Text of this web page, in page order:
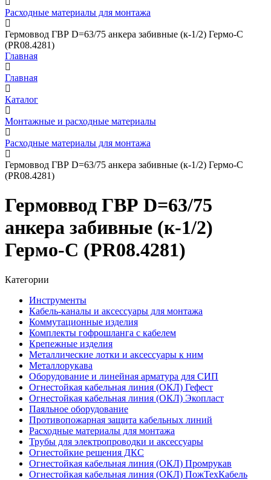
Расходные материалы для монтажа
Гермоввод ГВР D=63/75 анкера забивные (к-1/2) Гермо-С
(PR08.4281)
Главная
Главная
Каталог
Монтажные и расходные материалы
Расходные материалы для монтажа
Гермоввод ГВР D=63/75 анкера забивные (к-1/2) Гермо-С
(PR08.4281)
Гермоввод ГВР D=63/75
анкера забивные (к-1/2)
Гермо-С (PR08.4281)
Категории
Инструменты
Кабель-каналы и аксессуары для монтажа
Коммутационные изделия
Комплекты гофрошланга с кабелем
Крепежные изделия
Металлические лотки и аксессуары к ним
Металлорукава
Оборудование и линейная арматура для СИП
Огнестойкая кабельная линия (ОКЛ) Гефест
Огнестойкая кабельная линия (ОКЛ) Экопласт
Паяльное оборудование
Противопожарная защита кабельных линий
Расходные материалы для монтажа
Трубы для электропроводки и аксессуары
Огнестойкие решения ДКС
Огнестойкая кабельная линия (ОКЛ) Промрукав
Огнестойкая кабельная линия (ОКЛ) ПожТехКабель